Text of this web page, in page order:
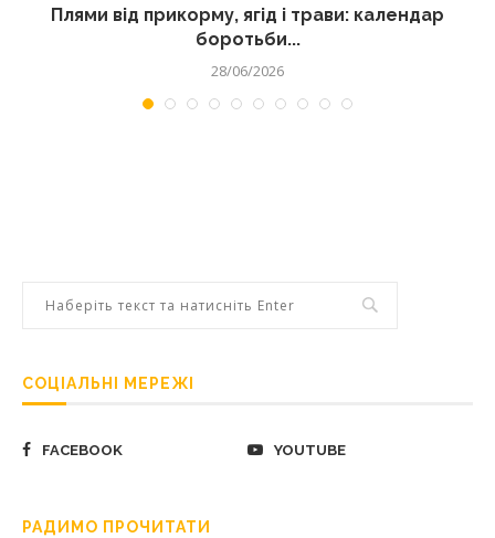
Плями від прикорму, ягід і трави: календар
боротьби...
28/06/2026
СОЦІАЛЬНІ МЕРЕЖІ
FACEBOOK YOUTUBE
РАДИМО ПРОЧИТАТИ